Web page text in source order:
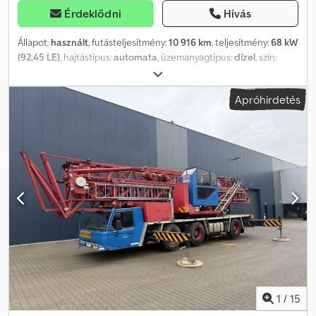
Érdeklődni Hívás
Állapot: használt, futásteljesítmény:10 916 km, teljesítmény:68 kW
(92,45 LE), hajtástípus:automata, üzemanyagtípus:dízel, szín:
, saját tömeg:
teherbírás:4 500 kg, tengelyelrendezés:4x4, ülések száma:1, első
forgalomba helyezés:03/1981 , Gyártási év:1981,
, vezetőfülke:nappali fülke
fejvédő, fülke, szabványkanál, összkerékhajtás
gyártmány * Állapot: lásd a fényképeken * 10 916 üzemóra * Faun
Frisch F1100B-C homlokrakodó * 4x4 összkerékhajtás * Kanál kb.
1,3 m³ * Első tengely: 4 100 kg * Hátsó tengely: 4 300 kg Dcedpfx
Ajv Efnleh Rjk * Kormányrásegítés hidrosztatikusan, hidraulikával *
Kis fordulókör, köszönhetően a csuklós kormányzásnak * Deutz
motor, 4 710 cm³, 68 kW * Védőtető * Sebesség kb. 35 km/h *
Napellenző * Üzemi tömeg: 8 200 kg Amennyiben új TÜV-vizsga
szükséges, szívesen teszünk ajánlatot partnerműhelyeink
nevében. Ajánlatunk alapvetően új TÜV-vizsga, új DGUV, új SP és új
UVV nélkül értendő. További teherautókat honlapunkon talál.
Beszélünk németül, angolul, lengyelül és törökül. Megjegyzés:
Javasoljuk és ajánljuk az áru személyes megtekintését és
Apróhirdetés
1 / 15